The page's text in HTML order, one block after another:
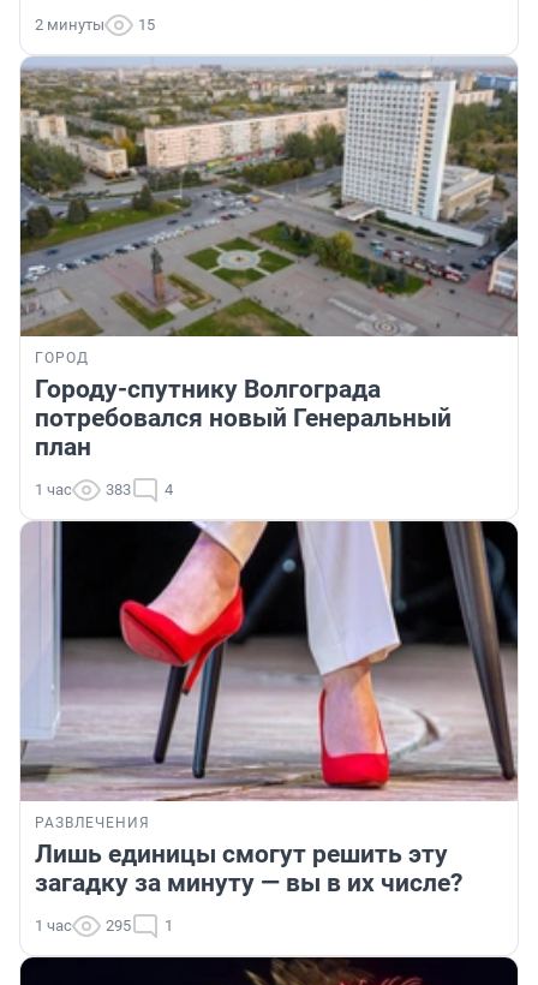
2 минуты 15
ГОРОД
Городу-спутнику Волгограда
потребовался новый Генеральный
план
1 час 383 4
РАЗВЛЕЧЕНИЯ
Лишь единицы смогут решить эту
загадку за минуту — вы в их числе?
1 час 295 1